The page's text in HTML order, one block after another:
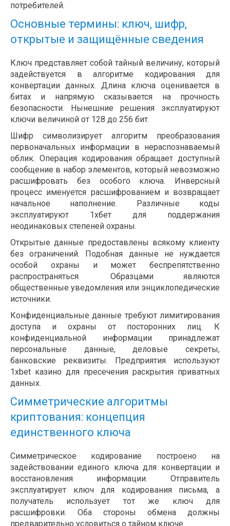
потребителей.
Основные термины: ключ, шифр,
открытые и защищённые сведения
Ключ представляет собой тайный величину, который
задействуется в алгоритме кодирования для
конвертации данных. Длина ключа оценивается в
битах и напрямую сказывается на прочность
безопасности. Нынешние решения эксплуатируют
ключи величиной от 128 до 256 бит.
Шифр символизирует алгоритм преобразования
первоначальных информации в нераспознаваемый
облик. Операция кодирования обращает доступный
сообщение в набор элементов, который невозможно
расшифровать без особого ключа. Инверсный
процесс именуется расшифрованием и возвращает
начальное наполнение. Различные коды
эксплуатируют 1хбет для поддержания
неодинаковых степеней охраны.
Открытые данные предоставлены всякому клиенту
без ограничений. Подобная данные не нуждается
особой охраны и может беспрепятственно
распространяться. Образцами являются
общественные уведомления или энциклопедические
источники.
Конфиденциальные данные требуют лимитирования
доступа и охраны от посторонних лиц. К
конфиденциальной информации принадлежат
персональные данные, деловые секреты,
банковские реквизиты. Предприятия используют
1xbet казино для пресечения раскрытия приватных
данных.
Симметрические алгоритмы
криптования: концепция
единственного ключа
Симметрическое кодирование построено на
задействовании единого ключа для конвертации и
восстановления информации. Отправитель
эксплуатирует ключ для кодирования письма, а
получатель использует тот же ключ для
расшифровки. Оба стороны обмена должны
предварительно условиться о тайном ключе.